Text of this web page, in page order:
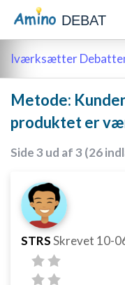
DEBAT
Iværksætter
Metode:
produktet er
Side 3 ud af 3 (26
STRSSkrevet 10-